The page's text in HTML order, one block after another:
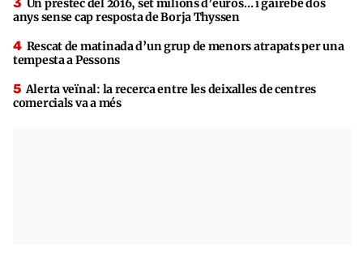
Un préstec del 2016, set milions d’euros… i gairebé dos
anys sense cap resposta de Borja Thyssen
Rescat de matinada d’un grup de menors atrapats per una
tempesta a Pessons
Alerta veïnal: la recerca entre les deixalles de centres
comercials va a més